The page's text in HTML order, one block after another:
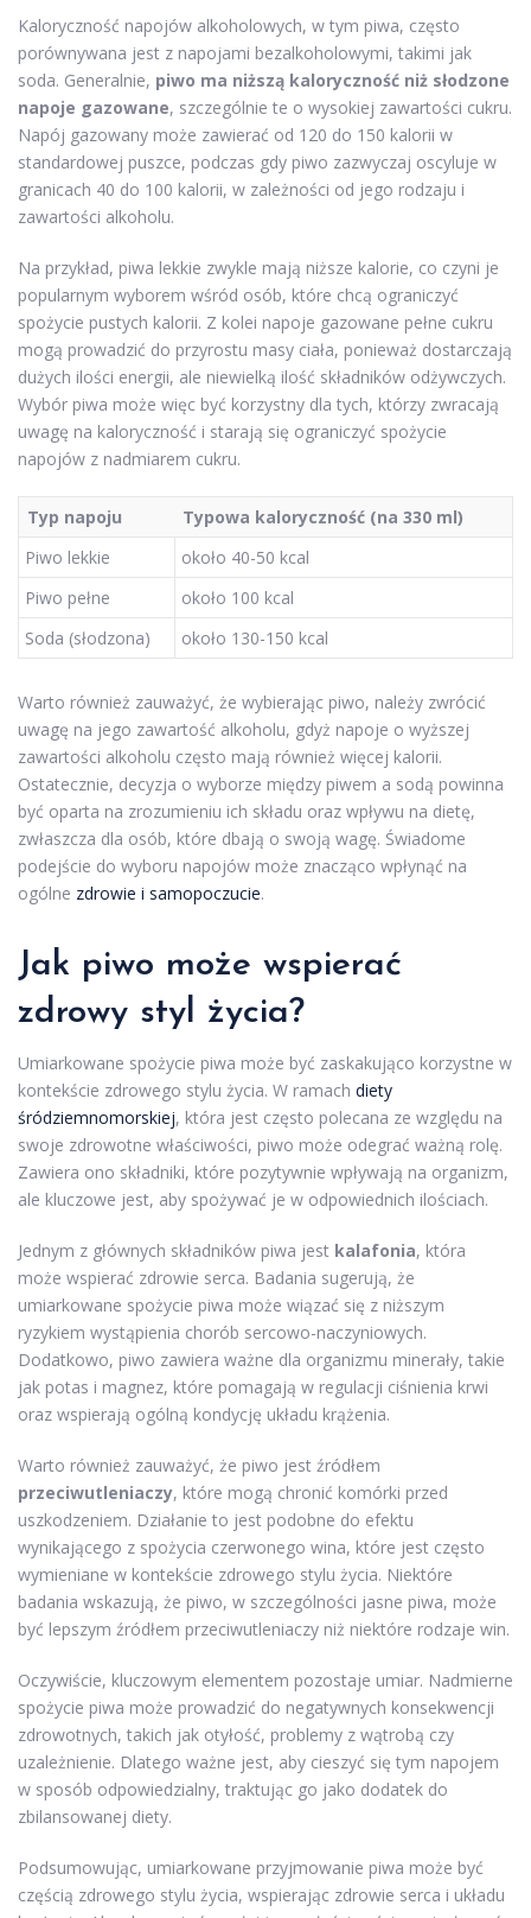
Kaloryczność napojów alkoholowych, w tym piwa, często
porównywana jest z napojami bezalkoholowymi, takimi jak
soda. Generalnie, piwo ma niższą kaloryczność niż słodzone
napoje gazowane, szczególnie te o wysokiej zawartości cukru.
Napój gazowany może zawierać od 120 do 150 kalorii w
standardowej puszce, podczas gdy piwo zazwyczaj oscyluje w
granicach 40 do 100 kalorii, w zależności od jego rodzaju i
zawartości alkoholu.
Na przykład, piwa lekkie zwykle mają niższe kalorie, co czyni je
popularnym wyborem wśród osób, które chcą ograniczyć
spożycie pustych kalorii. Z kolei napoje gazowane pełne cukru
mogą prowadzić do przyrostu masy ciała, ponieważ dostarczają
dużych ilości energii, ale niewielką ilość składników odżywczych.
Wybór piwa może więc być korzystny dla tych, którzy zwracają
uwagę na kaloryczność i starają się ograniczyć spożycie
napojów z nadmiarem cukru.
Typ napoju
Typowa kaloryczność (na 330 ml)
Piwo lekkie
około 40-50 kcal
Piwo pełne
około 100 kcal
Soda (słodzona)
około 130-150 kcal
Warto również zauważyć, że wybierając piwo, należy zwrócić
uwagę na jego zawartość alkoholu, gdyż napoje o wyższej
zawartości alkoholu często mają również więcej kalorii.
Ostatecznie, decyzja o wyborze między piwem a sodą powinna
być oparta na zrozumieniu ich składu oraz wpływu na dietę,
zwłaszcza dla osób, które dbają o swoją wagę. Świadome
podejście do wyboru napojów może znacząco wpłynąć na
ogólne zdrowie i samopoczucie.
Jak piwo może wspierać
zdrowy styl życia?
Umiarkowane spożycie piwa może być zaskakująco korzystne w
kontekście zdrowego stylu życia. W ramach diety
śródziemnomorskiej, która jest często polecana ze względu na
swoje zdrowotne właściwości, piwo może odegrać ważną rolę.
Zawiera ono składniki, które pozytywnie wpływają na organizm,
ale kluczowe jest, aby spożywać je w odpowiednich ilościach.
Jednym z głównych składników piwa jest kalafonia, która
może wspierać zdrowie serca. Badania sugerują, że
umiarkowane spożycie piwa może wiązać się z niższym
ryzykiem wystąpienia chorób sercowo-naczyniowych.
Dodatkowo, piwo zawiera ważne dla organizmu minerały, takie
jak potas i magnez, które pomagają w regulacji ciśnienia krwi
oraz wspierają ogólną kondycję układu krążenia.
Warto również zauważyć, że piwo jest źródłem
przeciwutleniaczy, które mogą chronić komórki przed
uszkodzeniem. Działanie to jest podobne do efektu
wynikającego z spożycia czerwonego wina, które jest często
wymieniane w kontekście zdrowego stylu życia. Niektóre
badania wskazują, że piwo, w szczególności jasne piwa, może
być lepszym źródłem przeciwutleniaczy niż niektóre rodzaje win.
Oczywiście, kluczowym elementem pozostaje umiar. Nadmierne
spożycie piwa może prowadzić do negatywnych konsekwencji
zdrowotnych, takich jak otyłość, problemy z wątrobą czy
uzależnienie. Dlatego ważne jest, aby cieszyć się tym napojem
w sposób odpowiedzialny, traktując go jako dodatek do
zbilansowanej diety.
Podsumowując, umiarkowane przyjmowanie piwa może być
częścią zdrowego stylu życia, wspierając zdrowie serca i układu